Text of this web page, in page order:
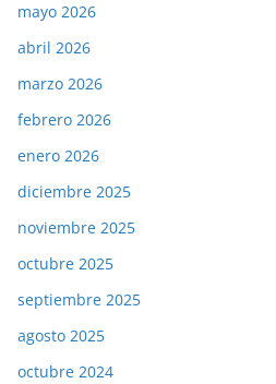
mayo 2026
abril 2026
marzo 2026
febrero 2026
enero 2026
diciembre 2025
noviembre 2025
octubre 2025
septiembre 2025
agosto 2025
octubre 2024